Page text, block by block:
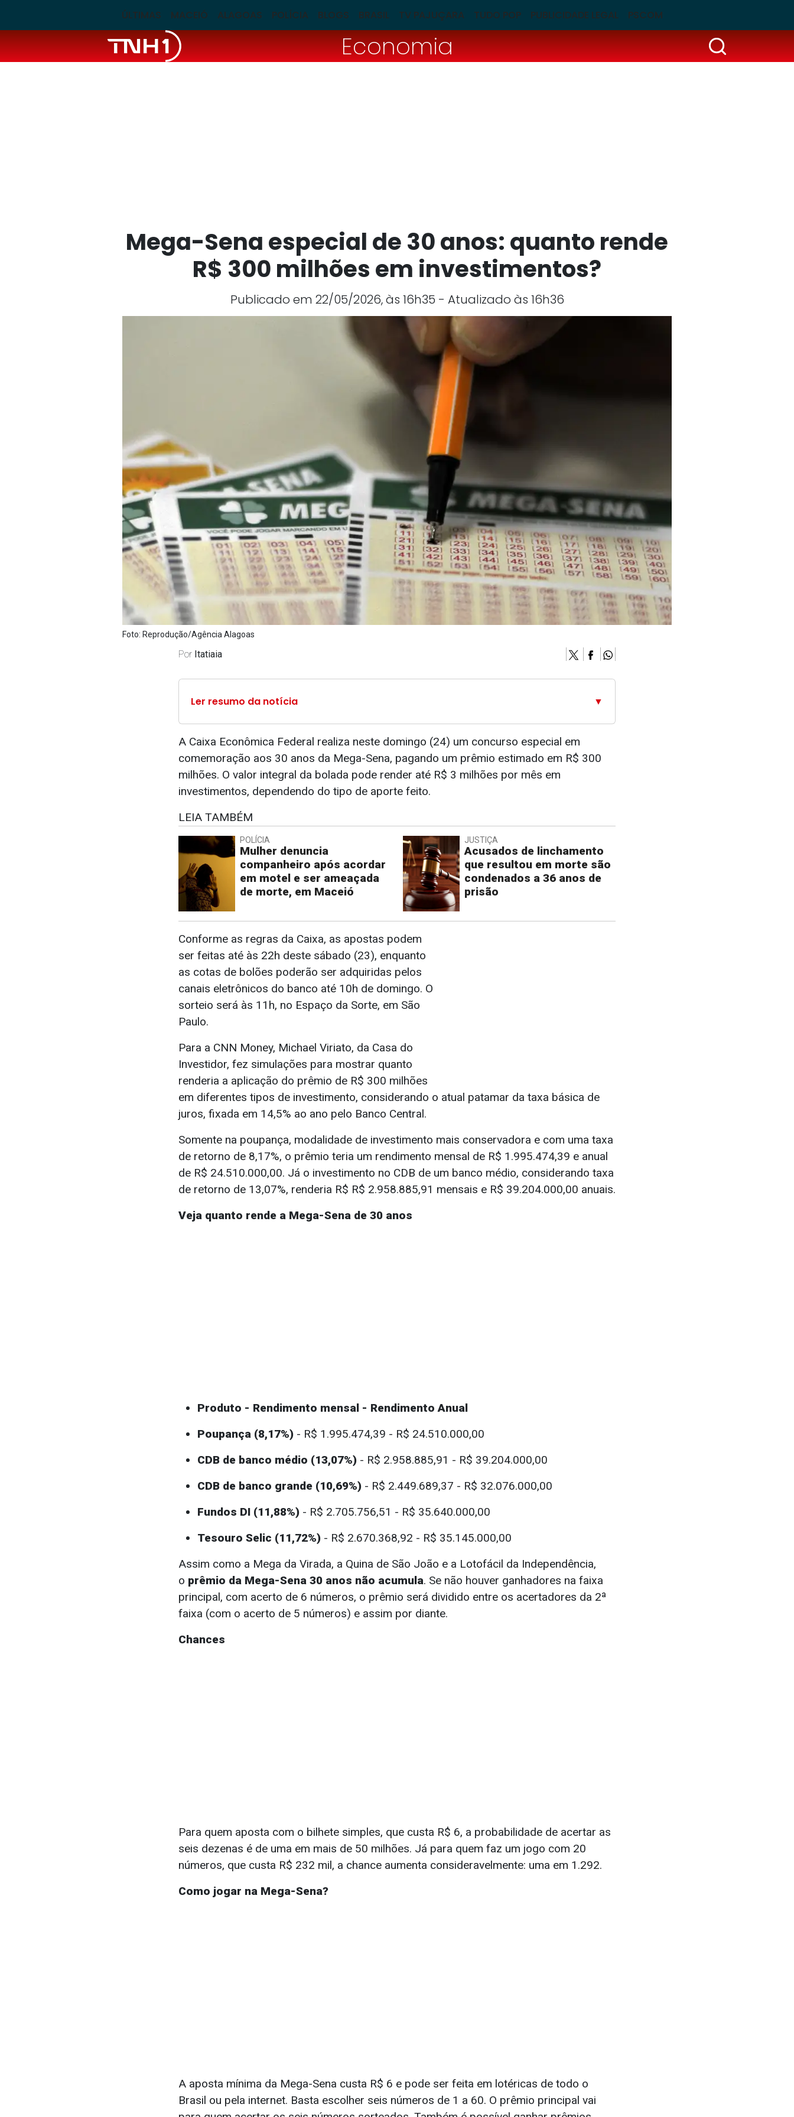
ÚLTIMAS MACEIÓ ALAGOAS POLÍCIA BLOGS BRASIL TV PAJUÇARA TUDO POP PUBLICIDADE LEGAL PSCOM
Economia
Mega-Sena especial de 30 anos: quanto rende
R$ 300 milhões em investimentos?
Publicado em 22/05/2026, às 16h35 - Atualizado às 16h36
Foto: Reprodução/Agência Alagoas
Por Itatiaia
Ler resumo da notícia ▼
A Caixa Econômica Federal realiza neste domingo (24) um concurso especial em
comemoração aos 30 anos da Mega-Sena, pagando um prêmio estimado em R$ 300
milhões. O valor integral da bolada pode render até R$ 3 milhões por mês em
investimentos, dependendo do tipo de aporte feito.
LEIA TAMBÉM
POLÍCIA
Mulher denuncia
companheiro após acordar
em motel e ser ameaçada
de morte, em Maceió
JUSTIÇA
Acusados de linchamento
que resultou em morte são
condenados a 36 anos de
prisão
Conforme as regras da Caixa, as apostas podem
ser feitas até às 22h deste sábado (23), enquanto
as cotas de bolões poderão ser adquiridas pelos
canais eletrônicos do banco até 10h de domingo. O
sorteio será às 11h, no Espaço da Sorte, em São
Paulo.
Para a CNN Money, Michael Viriato, da Casa do
Investidor, fez simulações para mostrar quanto
renderia a aplicação do prêmio de R$ 300 milhões
em diferentes tipos de investimento, considerando o atual patamar da taxa básica de
juros, fixada em 14,5% ao ano pelo Banco Central.
Somente na poupança, modalidade de investimento mais conservadora e com uma taxa
de retorno de 8,17%, o prêmio teria um rendimento mensal de R$ 1.995.474,39 e anual
de R$ 24.510.000,00. Já o investimento no CDB de um banco médio, considerando taxa
de retorno de 13,07%, renderia R$ R$ 2.958.885,91 mensais e R$ 39.204.000,00 anuais.
Veja quanto rende a Mega-Sena de 30 anos
Produto - Rendimento mensal - Rendimento Anual
Poupança (8,17%) - R$ 1.995.474,39 - R$ 24.510.000,00
CDB de banco médio (13,07%) - R$ 2.958.885,91 - R$ 39.204.000,00
CDB de banco grande (10,69%) - R$ 2.449.689,37 - R$ 32.076.000,00
Fundos DI (11,88%) - R$ 2.705.756,51 - R$ 35.640.000,00
Tesouro Selic (11,72%) - R$ 2.670.368,92 - R$ 35.145.000,00
Assim como a Mega da Virada, a Quina de São João e a Lotofácil da Independência,
o prêmio da Mega-Sena 30 anos não acumula. Se não houver ganhadores na faixa
principal, com acerto de 6 números, o prêmio será dividido entre os acertadores da 2ª
faixa (com o acerto de 5 números) e assim por diante.
Chances
Para quem aposta com o bilhete simples, que custa R$ 6, a probabilidade de acertar as
seis dezenas é de uma em mais de 50 milhões. Já para quem faz um jogo com 20
números, que custa R$ 232 mil, a chance aumenta consideravelmente: uma em 1.292.
Como jogar na Mega-Sena?
A aposta mínima da Mega-Sena custa R$ 6 e pode ser feita em lotéricas de todo o
Brasil ou pela internet. Basta escolher seis números de 1 a 60. O prêmio principal vai